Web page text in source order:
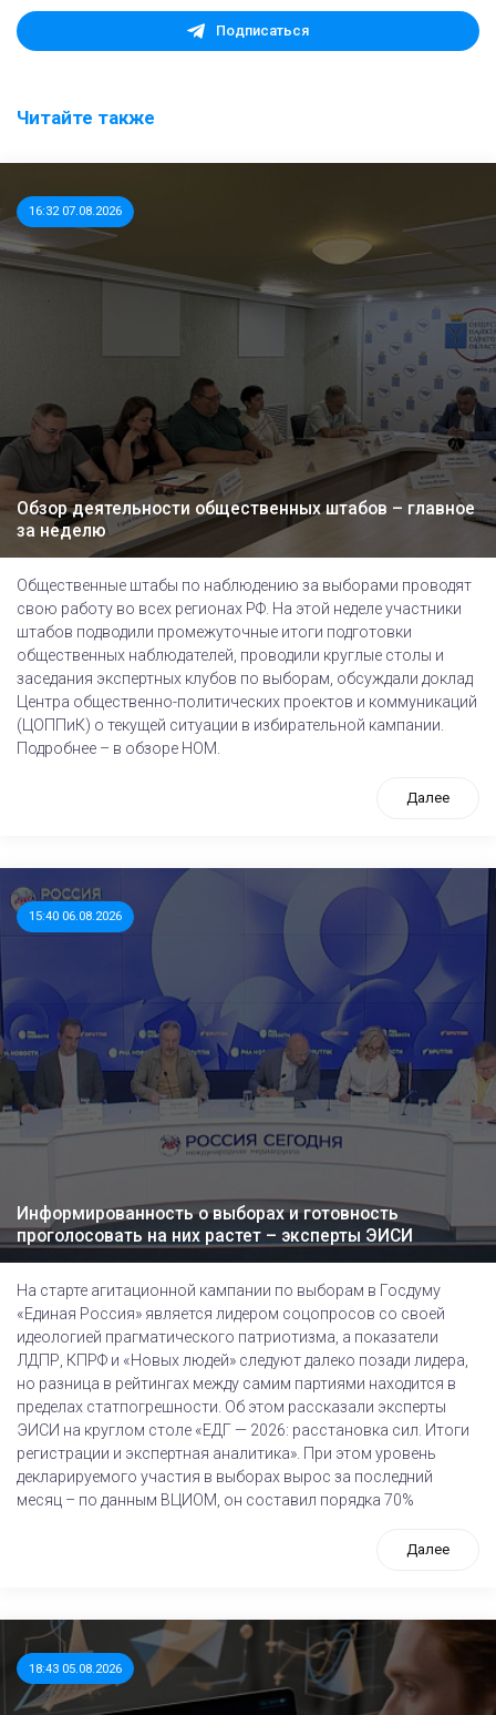
Подписаться
Читайте также
16:32 07.08.2026
Обзор деятельности общественных штабов – главное
за неделю
Общественные штабы по наблюдению за выборами проводят
свою работу во всех регионах РФ. На этой неделе участники
штабов подводили промежуточные итоги подготовки
общественных наблюдателей, проводили круглые столы и
заседания экспертных клубов по выборам, обсуждали доклад
Центра общественно-политических проектов и коммуникаций
(ЦОППиК) о текущей ситуации в избирательной кампании.
Подробнее – в обзоре НОМ.
Далее
15:40 06.08.2026
Информированность о выборах и готовность
проголосовать на них растет – эксперты ЭИСИ
На старте агитационной кампании по выборам в Госдуму
«Единая Россия» является лидером соцопросов со своей
идеологией прагматического патриотизма, а показатели
ЛДПР, КПРФ и «Новых людей» следуют далеко позади лидера,
но разница в рейтингах между самим партиями находится в
пределах статпогрешности. Об этом рассказали эксперты
ЭИСИ на круглом столе «ЕДГ — 2026: расстановка сил. Итоги
регистрации и экспертная аналитика». При этом уровень
декларируемого участия в выборах вырос за последний
месяц – по данным ВЦИОМ, он составил порядка 70%
Далее
18:43 05.08.2026